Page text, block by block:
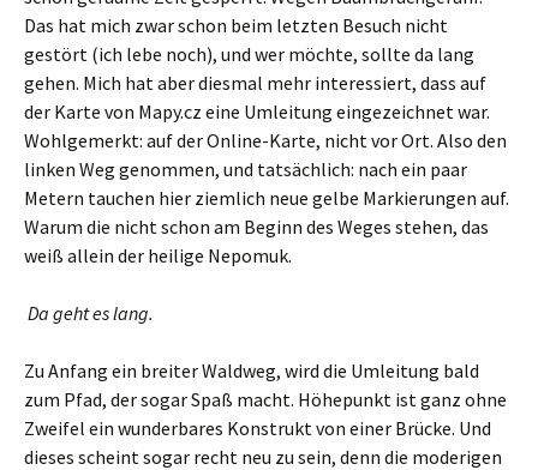
Das hat mich zwar schon beim letzten Besuch nicht
gestört (ich lebe noch), und wer möchte, sollte da lang
gehen. Mich hat aber diesmal mehr interessiert, dass auf
der Karte von Mapy.cz eine Umleitung eingezeichnet war.
Wohlgemerkt: auf der Online-Karte, nicht vor Ort. Also den
linken Weg genommen, und tatsächlich: nach ein paar
Metern tauchen hier ziemlich neue gelbe Markierungen auf.
Warum die nicht schon am Beginn des Weges stehen, das
weiß allein der heilige Nepomuk.
Da geht es lang.
Zu Anfang ein breiter Waldweg, wird die Umleitung bald
zum Pfad, der sogar Spaß macht. Höhepunkt ist ganz ohne
Zweifel ein wunderbares Konstrukt von einer Brücke. Und
dieses scheint sogar recht neu zu sein, denn die moderigen